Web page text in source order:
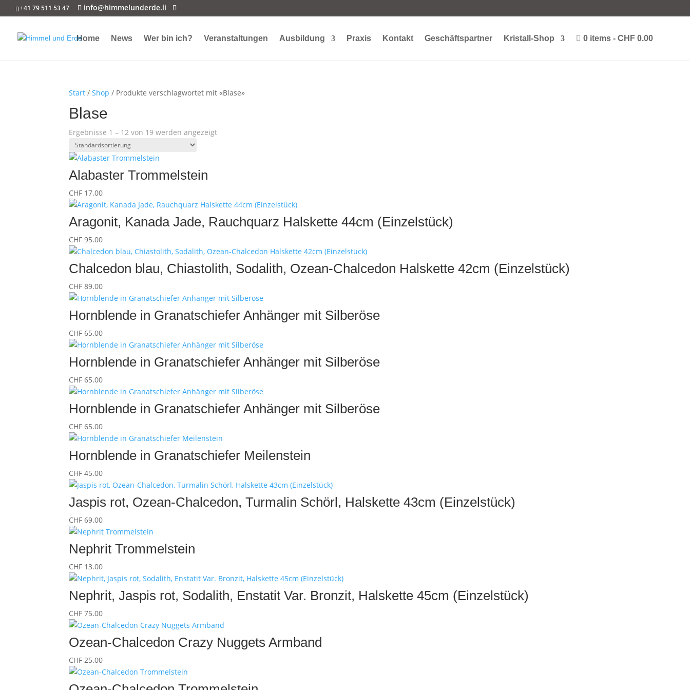
+41 79 511 53 47 info@himmelunderde.li
Home News Wer bin ich? Veranstaltungen Ausbildung Praxis Kontakt Geschäftspartner Kristall-Shop 0 items CHF 0.00
Start /Shop / Produkte verschlagwortet mit «Blase»
Blase
Ergebnisse 1 – 12 von 19 werden angezeigt
Alabaster Trommelstein
CHF 17.00
Aragonit, Kanada Jade, Rauchquarz Halskette 44cm (Einzelstück)
CHF 95.00
Chalcedon blau, Chiastolith, Sodalith, Ozean-Chalcedon Halskette 42cm (Einzelstück)
CHF 89.00
Hornblende in Granatschiefer Anhänger mit Silberöse
CHF 65.00
Hornblende in Granatschiefer Anhänger mit Silberöse
CHF 65.00
Hornblende in Granatschiefer Anhänger mit Silberöse
CHF 65.00
Hornblende in Granatschiefer Meilenstein
CHF 45.00
Jaspis rot, Ozean-Chalcedon, Turmalin Schörl, Halskette 43cm (Einzelstück)
CHF 69.00
Nephrit Trommelstein
CHF 13.00
Nephrit, Jaspis rot, Sodalith, Enstatit Var. Bronzit, Halskette 45cm (Einzelstück)
CHF 75.00
Ozean-Chalcedon Crazy Nuggets Armband
CHF 25.00